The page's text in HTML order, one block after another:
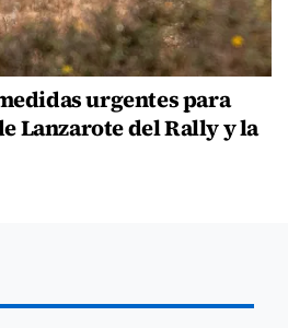
urgentes para
Lanzarote del Rally y la